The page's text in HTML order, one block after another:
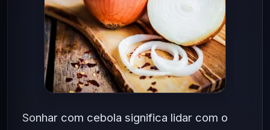
Sonhar com cebola significa lidar com o